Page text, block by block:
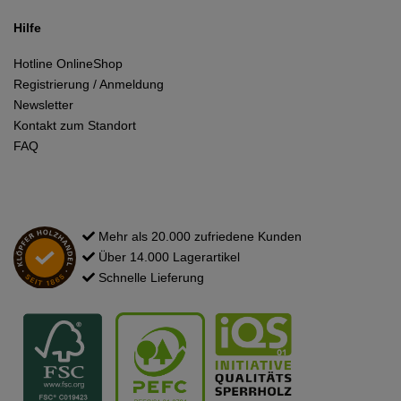
Hilfe
Hotline OnlineShop
Registrierung / Anmeldung
Newsletter
Kontakt zum Standort
FAQ
Mehr als 20.000 zufriedene Kunden
Über 14.000 Lagerartikel
Schnelle Lieferung